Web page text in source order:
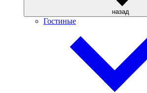
назад
Гостиные